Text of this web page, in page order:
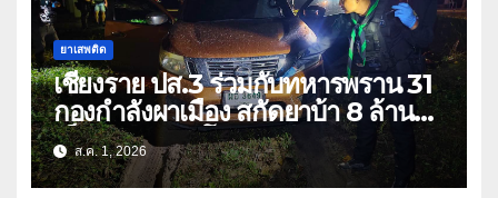
ยาเสพติด
เชียงราย ปส.3 ร่วมกับทหารพราน 31
กองกำลังผาเมือง สกัดยาบ้า 8 ล้าน
เม็ด เครือข่าย โล่ง แซ่ลี
ส.ค. 1, 2026